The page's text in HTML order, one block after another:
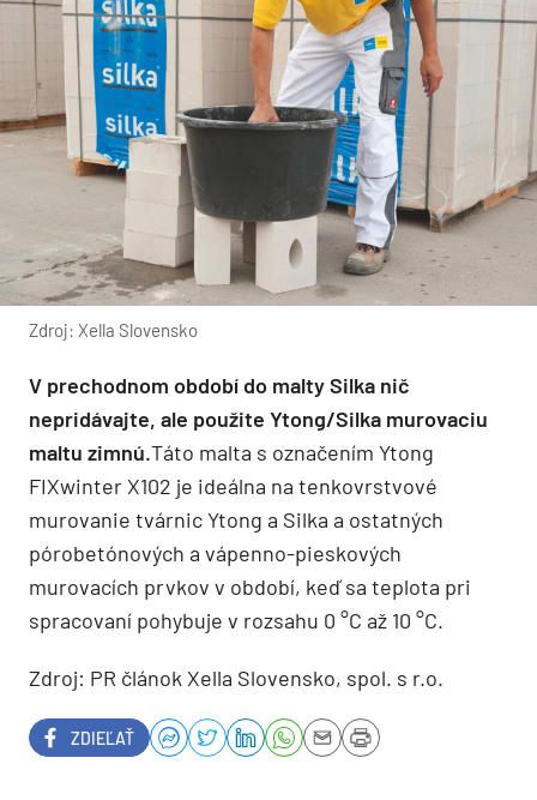
Zdroj: Xella Slovensko
V prechodnom období do malty Silka nič
nepridávajte, ale použite Ytong/Silka murovaciu
maltu zimnú.Táto malta s označením Ytong
FIXwinter X102 je ideálna na tenkovrstvové
murovanie tvárnic Ytong a Silka a ostatných
pórobetónových a vápenno-pieskových
murovacích prvkov v období, keď sa teplota pri
spracovaní pohybuje v rozsahu 0 °C až 10 °C.
Zdroj: PR článok Xella Slovensko, spol. s r.o.
ZDIEĽAŤ